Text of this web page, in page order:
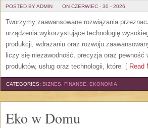
POSTED BY ADMIN ON CZERWIEC - 30 - 2026
Tworzymy zaawansowane rozwiązania
urządzenia wykorzystujące technologię
produkcji, wdrażaniu oraz rozwoju
liczy się niezawodność, precyzja oraz
produktów, usług oraz technologii, które [ Read
CATEGORIES: BIZNES, FINANSE, EKONOMIA
Eko w Domu